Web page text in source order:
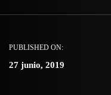
PUBLISHED ON:
27 junio, 2019